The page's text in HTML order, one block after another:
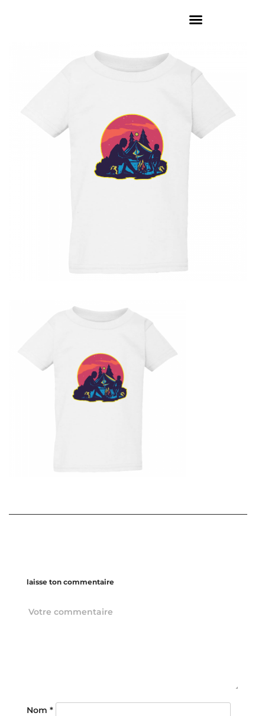
laisse ton commentaire
Nom *